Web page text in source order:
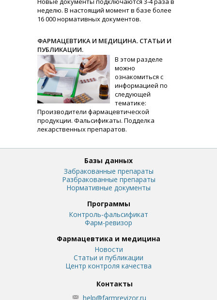
неделю. В настоящий момент в базе более
16 000 нормативных документов.
ФАРМАЦЕВТИКА И МЕДИЦИНА. СТАТЬИ И
ПУБЛИКАЦИИ.
В этом разделе
можно
ознакомиться с
информацией по
следующей
тематике:
Производители фармацевтической
продукции. Фальсификаты. Подделка
лекарственных препаратов.
Базы данных
Забракованные препараты
Разбракованные препараты
Нормативные документы
Программы
Контроль-фальсификат
Фарм-ревизор
Фармацевтика и медицина
Новости
Статьи и публикации
Центр контроля качества
Контакты
help@farmrevizor.ru